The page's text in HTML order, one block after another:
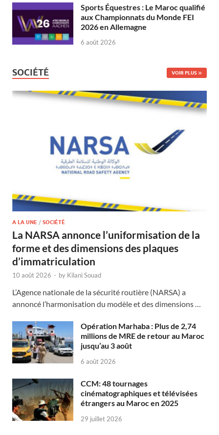
Sports Équestres : Le Maroc qualifié
aux Championnats du Monde FEI
2026 en Allemagne
6 août 2026
SOCIÉTÉ VOIR PLUS
A LA UNE / SOCIÉTÉ
La NARSA annonce l’uniformisation de la
forme et des dimensions des plaques
d’immatriculation
10 août 2026 - by Kilani Souad
L’Agence nationale de la sécurité routière (NARSA) a
annoncé l’harmonisation du modèle et des dimensions …
Opération Marhaba : Plus de 2,74
millions de MRE de retour au Maroc
jusqu’au 3 août
6 août 2026
CCM: 48 tournages
cinématographiques et télévisées
étrangers au Maroc en 2025
29 juillet 2026